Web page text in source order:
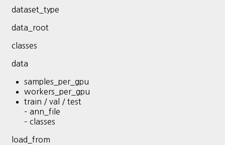
dataset_type
data_root
classes
data
samples_per_gpu
workers_per_gpu
train / val / test
– ann_file
– classes
load_from